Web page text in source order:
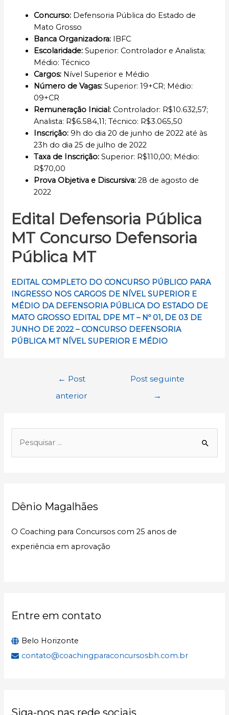
Concurso: Defensoria Pública do Estado de
Mato Grosso
Banca Organizadora: IBFC
Escolaridade:Superior: Controlador e Analista;
Médio: Técnico
Cargos: Nível Superior e Médio
Número de Vagas:Superior: 19+CR; Médio:
09+CR
Remuneração Inicial: Controlador: R$10.632,57;
Analista: R$6.584,11; Técnico: R$3.065,50
Inscrição: 9h do dia 20 de junho de 2022 até às
23h do dia 25 de julho de 2022
Taxa de Inscrição: Superior: R$110,00; Médio:
R$70,00
Prova Objetiva e Discursiva: 28 de agosto de
2022
Edital Defensoria Pública
MT Concurso Defensoria
Pública MT
EDITAL COMPLETO DO CONCURSO PÚBLICO PARA
INGRESSO NOS CARGOS DE NÍVEL SUPERIOR E
MÉDIO DA DEFENSORIA PÚBLICA DO ESTADO DE
MATO GROSSO EDITAL DPE MT – Nº 01, DE 03 DE
JUNHO DE 2022 – CONCURSO DEFENSORIA
PÚBLICA MT NÍVEL SUPERIOR E MÉDIO
Navegação
← Post
anterior
Post seguinte
→
i
:
Dênio Magalhães
O Coaching para Concursos com 25 anos de
experiência em aprovação
Entre em contato
Belo Horizonte
contato@coachingparaconcursosbh.com.br
Siga-nos nas rede sociais